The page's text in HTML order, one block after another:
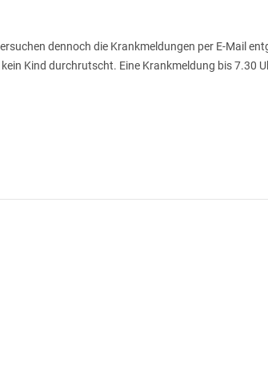
dennoch die Krankmeldungen per E-Mail
Kind durchrutscht. Eine Krankmeldung bis 7.30